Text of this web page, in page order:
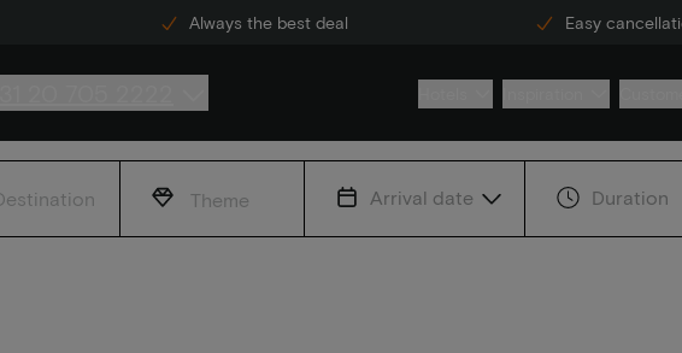
Always the best deal Easy
Theme Arrival date Duration